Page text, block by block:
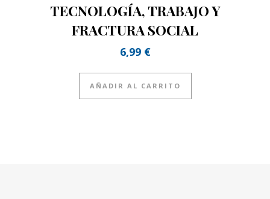
TECNOLOGÍA, TRABAJO Y
FRACTURA SOCIAL
6,99 €
AÑADIR AL CARRITO